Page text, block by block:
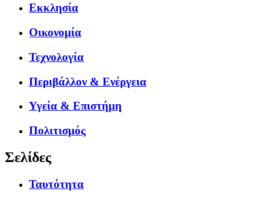
Εκκλησία
Οικονομία
Τεχνολογία
Περιβάλλον & Ενέργεια
Υγεία & Επιστήμη
Πολιτισμός
Σελίδες
Ταυτότητα